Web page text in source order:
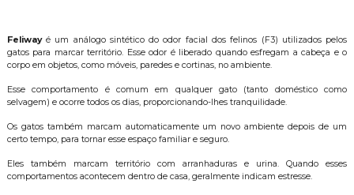
Feliwayé um análogo sintético do odor facial dos felinos (F3) utilizados pelos
gatos para marcar território. Esse odor é liberado quando esfregam a cabeça e o
corpo em objetos, como móveis, paredes e cortinas, no ambiente.
Esse comportamento é comum em qualquer gato (tanto doméstico como
selvagem) e ocorre todos os dias, proporcionando-lhes tranquilidade.
Os gatos também marcam automaticamente um novo ambiente depois de um
certo tempo, para tornar esse espaço familiar e seguro.
Eles também marcam território com arranhaduras e urina. Quando esses
comportamentos acontecem dentro de casa, geralmente indicam estresse.